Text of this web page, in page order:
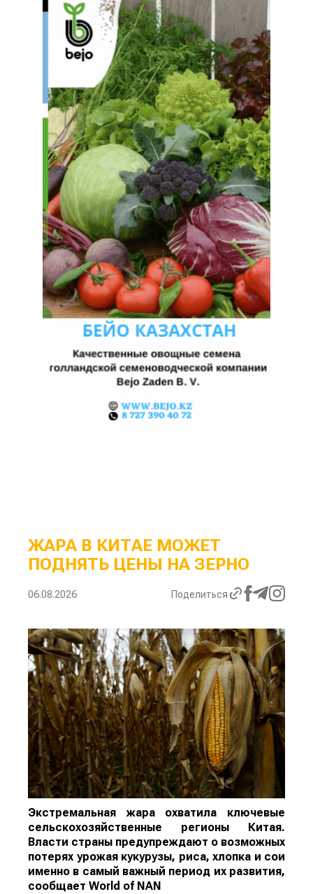
ЖАРА В КИТАЕ МОЖЕТ
ПОДНЯТЬ ЦЕНЫ НА ЗЕРНО
06.08.2026 Поделиться
Экстремальная жара охватила ключевые
сельскохозяйственные регионы Китая.
Власти страны предупреждают о возможных
потерях урожая кукурузы, риса, хлопка и сои
именно в самый важный период их развития,
сообщает World of NAN